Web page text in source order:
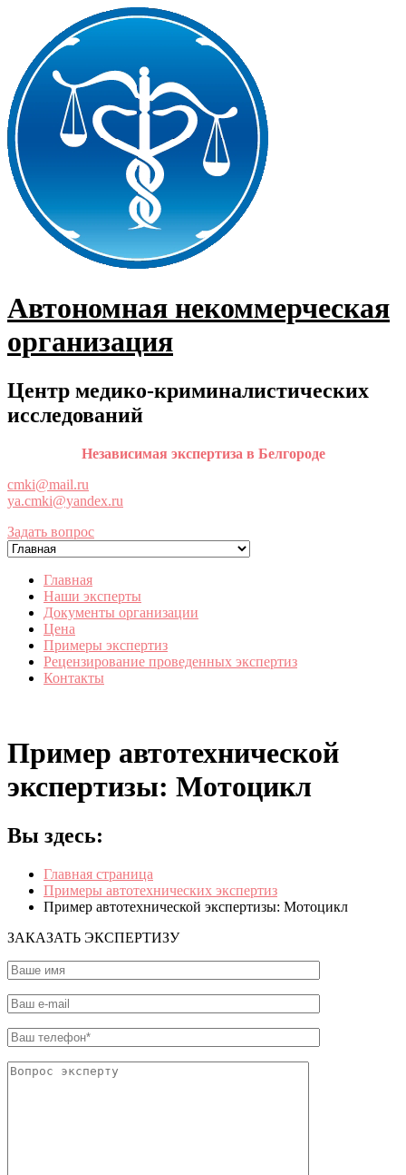
содержимому
Автономная некоммерческая
организация
Центр медико-криминалистических
исследований
Независимая экспертиза в Белгороде
cmki@mail.ru
ya.cmki@yandex.ru
Задать вопрос
Главная
Наши эксперты
Документы организации
Цена
Примеры экспертиз
Рецензирование проведенных экспертиз
Контакты
Пример автотехнической
экспертизы: Мотоцикл
Вы здесь:
Главная страница
Примеры автотехнических экспертиз
Пример автотехнической экспертизы: Мотоцикл
ЗАКАЗАТЬ ЭКСПЕРТИЗУ